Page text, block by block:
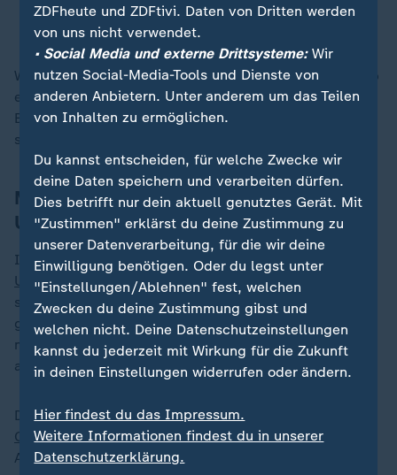
Wenn neue Gebäude gebaut würden, müssten darin ab
einer bestimmten Größe Bunker eingerichtet werden.
Brücken und Unterführungen hätten Vorrichtungen, um
sie im Falle eines Angriffs sprengen zu können.
Marin: Internationales Gewicht der
Ukraine hat zugenommen
Inzwischen findet auch Wissenstransfer aus der
Ukrainestatt. Ex-Politikerin Sanna Marin sagte: "Wir
sehen, dass die Ukraine jetzt auch im Westen eine
große Rolle spielen kann und uns hilft, unsere
militärischen Fähigkeiten auszubauen und uns
anzuleiten (...)."
Die Ukraine unterstütze einige Länder des
Ostensmit Technologien. Seit Beginn des russischen
Angriffskrieges hätten die Ukrainer "sehr viel Wissen
ZDFheute und ZDFtivi. Daten von Dritten werden
von uns nicht verwendet.
• Social Media und externe Drittsysteme:Wir
nutzen Social-Media-Tools und Dienste von
anderen Anbietern. Unter anderem um das Teilen
von Inhalten zu ermöglichen.
Du kannst entscheiden, für welche Zwecke wir
deine Daten speichern und verarbeiten dürfen.
Dies betrifft nur dein aktuell genutztes Gerät. Mit
"Zustimmen" erklärst du deine Zustimmung zu
unserer Datenverarbeitung, für die wir deine
Einwilligung benötigen. Oder du legst unter
"Einstellungen/Ablehnen" fest, welchen
Zwecken du deine Zustimmung gibst und
welchen nicht. Deine Datenschutzeinstellungen
kannst du jederzeit mit Wirkung für die Zukunft
in deinen Einstellungen widerrufen oder ändern.
Hier findest du das Impressum.
Weitere Informationen findest du in unserer
Datenschutzerklärung.